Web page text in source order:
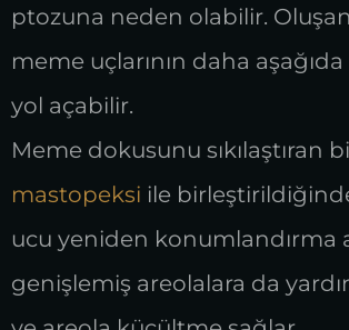
ptozuna neden olabilir.
meme uçlarının daha
yol açabilir.
Meme dokusunu sıkılaştıran
mastopeksi ile
ucu yeniden konumlandırma
genişlemiş areolalara da